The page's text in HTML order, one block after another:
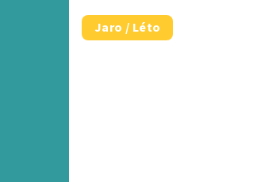
Jaro / Léto